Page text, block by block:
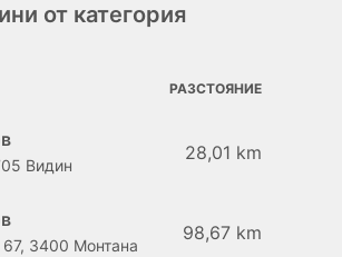
от категория
РАЗСТОЯНИЕ
Видин
28,01 km
67, 3400 Монтана
98,67 km